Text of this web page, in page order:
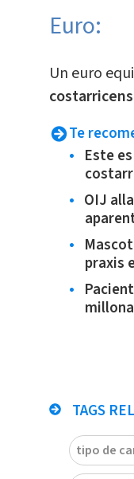
Euro:
​Un euro
Te
Este
OIJ
praxis
TAGS
tipo de